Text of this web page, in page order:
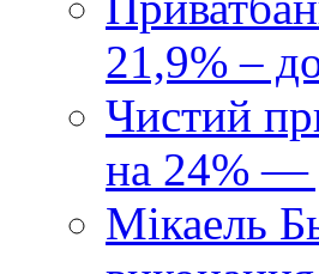
21,9% –
Чистий
на 24% —
Мікаель